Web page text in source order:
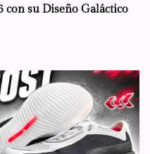
con su Diseño Galáctico